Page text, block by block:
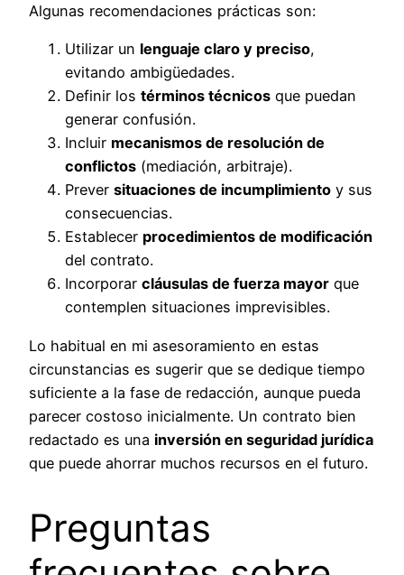
Algunas recomendaciones prácticas son:
Utilizar un lenguaje claro y preciso,
evitando ambigüedades.
Definir los términos técnicos que puedan
generar confusión.
Incluir mecanismos de resolución de
conflictos (mediación, arbitraje).
Prever situaciones de incumplimiento y sus
consecuencias.
Establecer procedimientos de modificación
del contrato.
Incorporar cláusulas de fuerza mayor que
contemplen situaciones imprevisibles.
Lo habitual en mi asesoramiento en estas
circunstancias es sugerir que se dedique tiempo
suficiente a la fase de redacción, aunque pueda
parecer costoso inicialmente. Un contrato bien
redactado es una inversión en seguridad jurídica
que puede ahorrar muchos recursos en el futuro.
Preguntas